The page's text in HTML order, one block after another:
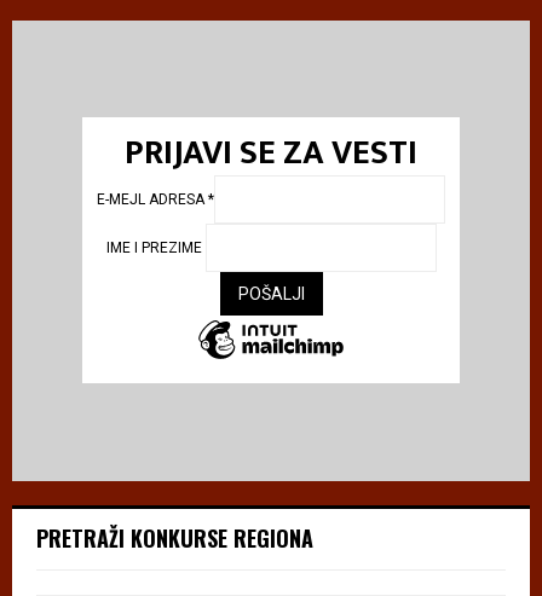
PRIJAVI SE ZA VESTI
E-MEJL ADRESA*
IME I PREZIME
PRETRAŽI KONKURSE REGIONA